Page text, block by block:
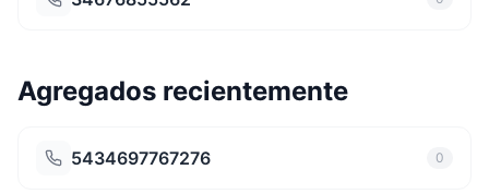
Agregados recientemente
5434697767276 0